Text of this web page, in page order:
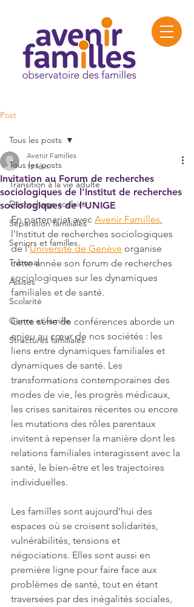
Post
Tous les posts
Transition à la vie adulte
Décrochage scolaire
Séparation familiales
Seniors et familles
Tribunal
Assises
Scolarité
Genre et famille
Structures familiales
Tous les posts
Invitation au Forum de recherches
sociologiques de l'Institut de recherches
sociologiques de l'UNIGE
Avenir Familles
12 févr.
En partenariat avec Avenir Familles,
l'Institut de recherches sociologiques
de l'Université de Genève organise
cette année son forum de recherches
sociologiques sur les dynamiques
familiales et de santé.
Cette série de conférences aborde un
enjeu au cœur de nos sociétés : les
liens entre dynamiques familiales et
dynamiques de santé. Les
transformations contemporaines des
modes de vie, les progrès médicaux,
les crises sanitaires récentes ou encore
les mutations des rôles parentaux
invitent à repenser la manière dont les
relations familiales interagissent avec la
santé, le bien-être et les trajectoires
individuelles.
Les familles sont aujourd’hui des
espaces où se croisent solidarités,
vulnérabilités, tensions et
négociations. Elles sont aussi en
première ligne pour faire face aux
problèmes de santé, tout en étant
traversées par des inégalités sociales,